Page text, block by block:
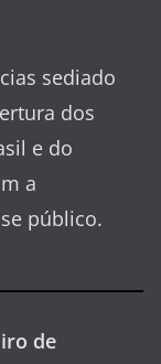
sediado
dos
e do
a
público.
de